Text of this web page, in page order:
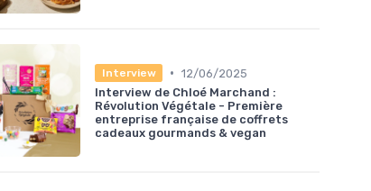
Interview • 12/06/2025
Interview de Chloé Marchand :
Révolution Végétale - Première
entreprise française de coffrets
cadeaux gourmands & vegan